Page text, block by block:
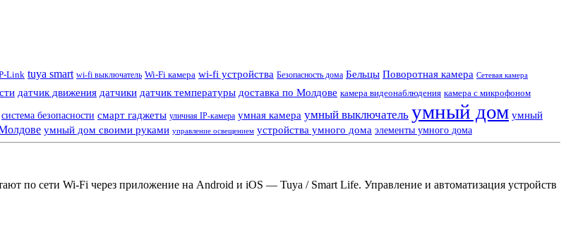
Link tuya smart wi-fi выключатель Wi-Fi камера wi-fi устройства Безопасность дома Бельцы Поворотная камера Сетевая камера
датчик движения датчики датчик температуры доставка по Молдове камера видеонаблюдения камера с микрофоном
система безопасности смарт гаджеты уличная IP-камера умная камера умный выключатель умный дом умный
умный дом своими руками управление освещением устройства умного дома элементы умного дома
по сети Wi-Fi через приложение на Android и iOS — Tuya / Smart Life. Управление и автоматизация устройств